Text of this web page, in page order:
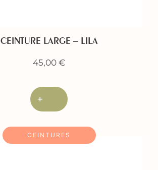
CEINTURE LARGE – LILA
45,00€
+
CEINTURES